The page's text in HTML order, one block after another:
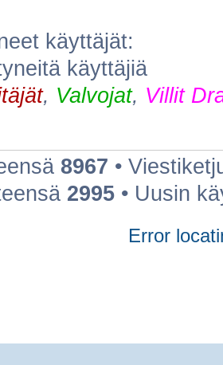
käyttäjät:
käyttäjiä
, Valvojat, Villit
8967 •
2995 • Uusin
Error